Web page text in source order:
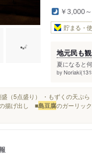
￥3,000
貯まる・
地元民も
夏になると
by
（5点盛り） ・もずくの天ぷら
揚げ出し ■島豆腐のガーリッ